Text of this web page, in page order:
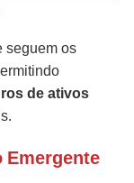
seguem os
de ativos
Emergente